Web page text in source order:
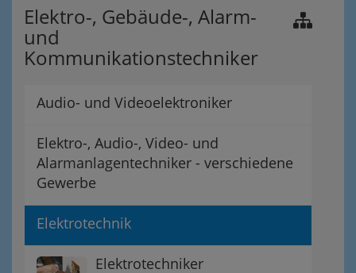
Elektro-, Gebäude-, Alarm-
und
Kommunikationstechniker
Audio- und Videoelektroniker
Elektro-, Audio-, Video- und
Alarmanlagentechniker - verschiedene
Gewerbe
Elektrotechnik
Elektrotechniker